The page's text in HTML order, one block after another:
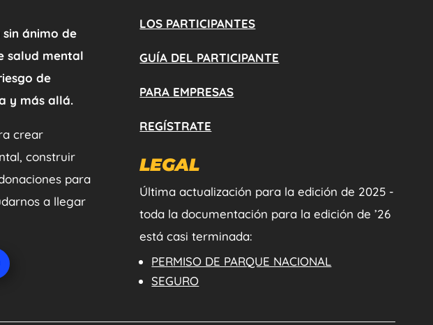
ánimo de
salud mental
de
y más allá.
crear
construir
para
a llegar
LOS PARTICIPANTES
GUÍA DEL PARTICIPANTE
PARA EMPRESAS
REGÍSTRATE
LEGAL
Última actualización para la edición de 2025 -
toda la documentación para la edición de ’26
está casi terminada:
PERMISO DE PARQUE NACIONAL
SEGURO